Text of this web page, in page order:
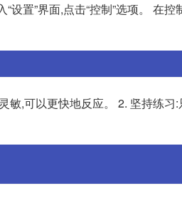
置”界面,点击“控制”选项。 在
,可以更快地反应。 2. 坚持练习